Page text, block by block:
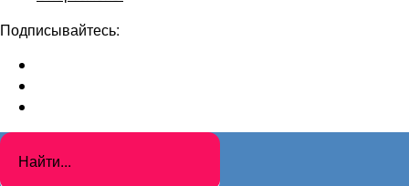
Подписывайтесь: